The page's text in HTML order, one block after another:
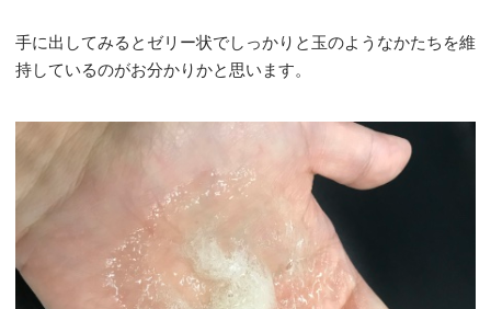
手に出してみるとゼリー状でしっかりと玉のようなかたちを維
持しているのがお分かりかと思います。